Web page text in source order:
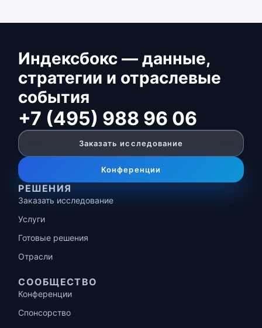
Индексбокс — данные,
стратегии и отраслевые
события
+7 (495) 988 96 06
Заказать исследование
Конференции
РЕШЕНИЯ
Заказать исследование
Услуги
Готовые решения
Отрасли
СООБЩЕСТВО
Конференции
Спонсорство